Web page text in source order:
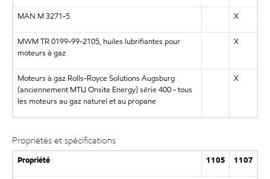
MAN M 3271-5 X
MWM TR 0199-99-2105, huiles lubrifiantes pour
moteurs à gaz
X
Moteurs à gaz Rolls-Royce Solutions Augsburg
(anciennement MTU Onsite Energy) série 400 - tous
les moteurs au gaz naturel et au propane
X
Propriétés et spécifications
Propriété 1105 1107